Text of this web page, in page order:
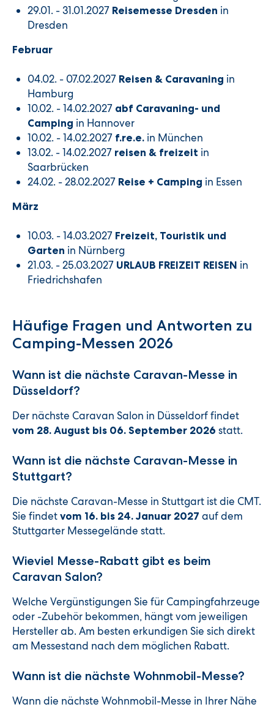
29.01. - 31.01.2027 Reisemesse Dresden in
Dresden
Februar
04.02. - 07.02.2027 Reisen & Caravaning in
Hamburg
10.02. - 14.02.2027 abf Caravaning- und
Camping in Hannover
10.02. - 14.02.2027 f.re.e. in München
13.02. - 14.02.2027 reisen & freizeit in
Saarbrücken
24.02. - 28.02.2027 Reise + Camping in Essen
März
10.03. - 14.03.2027 Freizeit, Touristik und
Garten in Nürnberg
21.03. - 25.03.2027 URLAUB FREIZEIT REISEN in
Friedrichshafen
Häufige Fragen und Antworten zu
Camping-Messen 2026
Wann ist die nächste Caravan-Messe in
Düsseldorf?
Der nächste Caravan Salon in Düsseldorf findet
vom 28. August bis 06. September 2026 statt.
Wann ist die nächste Caravan-Messe in
Stuttgart?
Die nächste Caravan-Messe in Stuttgart ist die CMT.
Sie findet vom 16. bis 24. Januar 2027 auf dem
Stuttgarter Messegelände statt.
Wieviel Messe-Rabatt gibt es beim
Caravan Salon?
Welche Vergünstigungen Sie für Campingfahrzeuge
oder -Zubehör bekommen, hängt vom jeweiligen
Hersteller ab. Am besten erkundigen Sie sich direkt
am Messestand nach dem möglichen Rabatt.
Wann ist die nächste Wohnmobil-Messe?
Wann die nächste Wohnmobil-Messe in Ihrer Nähe